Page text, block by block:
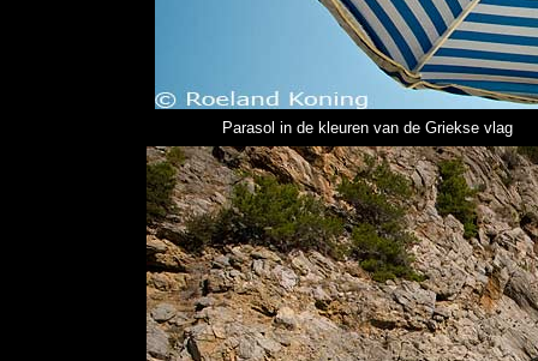
Parasol in de kleuren van de Griekse vlag